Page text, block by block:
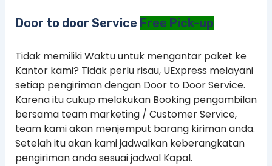
Door to door Service Free Pick-up
Tidak memiliki Waktu untuk mengantar paket ke
Kantor kami? Tidak perlu risau, UExpress melayani
setiap pengiriman dengan Door to Door Service.
Karena itu cukup melakukan Booking pengambilan
bersama team marketing / Customer Service,
team kami akan menjemput barang kiriman anda.
Setelah itu akan kami jadwalkan keberangkatan
pengiriman anda sesuai jadwal Kapal.